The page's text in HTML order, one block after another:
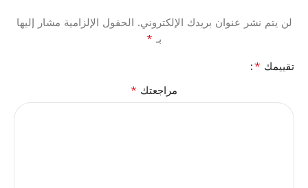
لن يتم نشر عنوان بريدك الإلكتروني. الحقول الإلزامية مشار إليها
بـ *
تقييمك *
مراجعتك *